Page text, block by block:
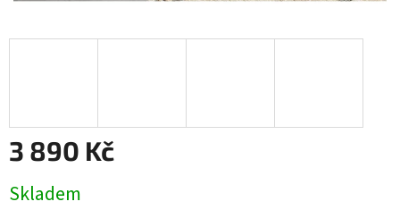
3 890 Kč
cena:
Skladem